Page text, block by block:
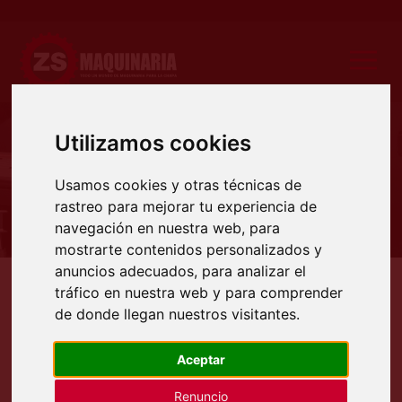
Utilizamos cookies
Usamos cookies y otras técnicas de
rastreo para mejorar tu experiencia de
navegación en nuestra web, para
mostrarte contenidos personalizados y
anuncios adecuados, para analizar el
tráfico en nuestra web y para comprender
de donde llegan nuestros visitantes.
Aceptar
Renuncio
Productos
Productos Soldadura Equipos de soldadura MIG
EQUIPOS DE SOLDADURA MIG
PRODUCTOS SOLDAFIL,